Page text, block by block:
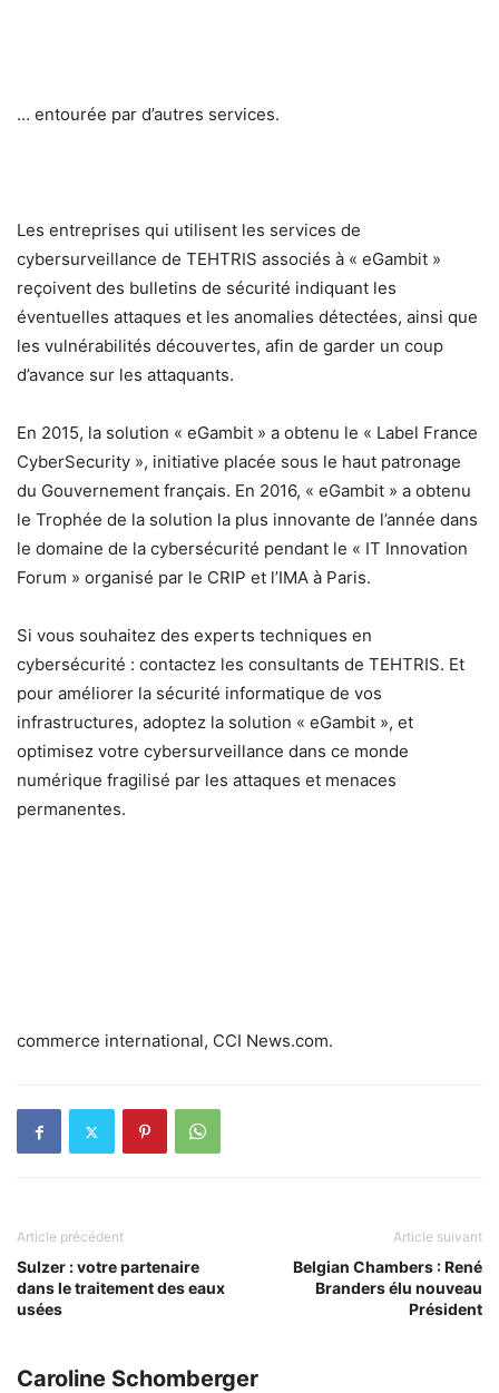
… entourée par d’autres services.
Les entreprises qui utilisent les services de
cybersurveillance de TEHTRIS associés à « eGambit »
reçoivent des bulletins de sécurité indiquant les
éventuelles attaques et les anomalies détectées, ainsi que
les vulnérabilités découvertes, afin de garder un coup
d’avance sur les attaquants.
En 2015, la solution « eGambit » a obtenu le « Label France
CyberSecurity », initiative placée sous le haut patronage
du Gouvernement français. En 2016, « eGambit » a obtenu
le Trophée de la solution la plus innovante de l’année dans
le domaine de la cybersécurité pendant le « IT Innovation
Forum » organisé par le CRIP et l’IMA à Paris.
Si vous souhaitez des experts techniques en
cybersécurité : contactez les consultants de TEHTRIS. Et
pour améliorer la sécurité informatique de vos
infrastructures, adoptez la solution « eGambit », et
optimisez votre cybersurveillance dans ce monde
numérique fragilisé par les attaques et menaces
permanentes.
commerce international, CCI News.com.
Article précédent
Sulzer : votre partenaire
dans le traitement des eaux
usées
Article suivant
Belgian Chambers : René
Branders élu nouveau
Président
Caroline Schomberger